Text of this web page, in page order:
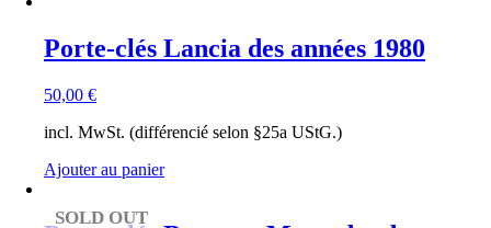
Porte-clés Lancia des années 1980
50,00 €
incl. MwSt. (différencié selon §25a UStG.)
Ajouter au panier
SOLD OUT